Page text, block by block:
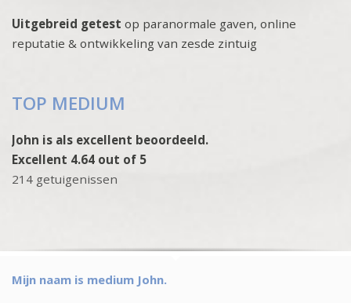
Uitgebreid getest op paranormale gaven, online
reputatie & ontwikkeling van zesde zintuig
TOP MEDIUM
John is als excellent beoordeeld.
Excellent 4.64 out of 5
214 getuigenissen
Mijn naam is medium John.